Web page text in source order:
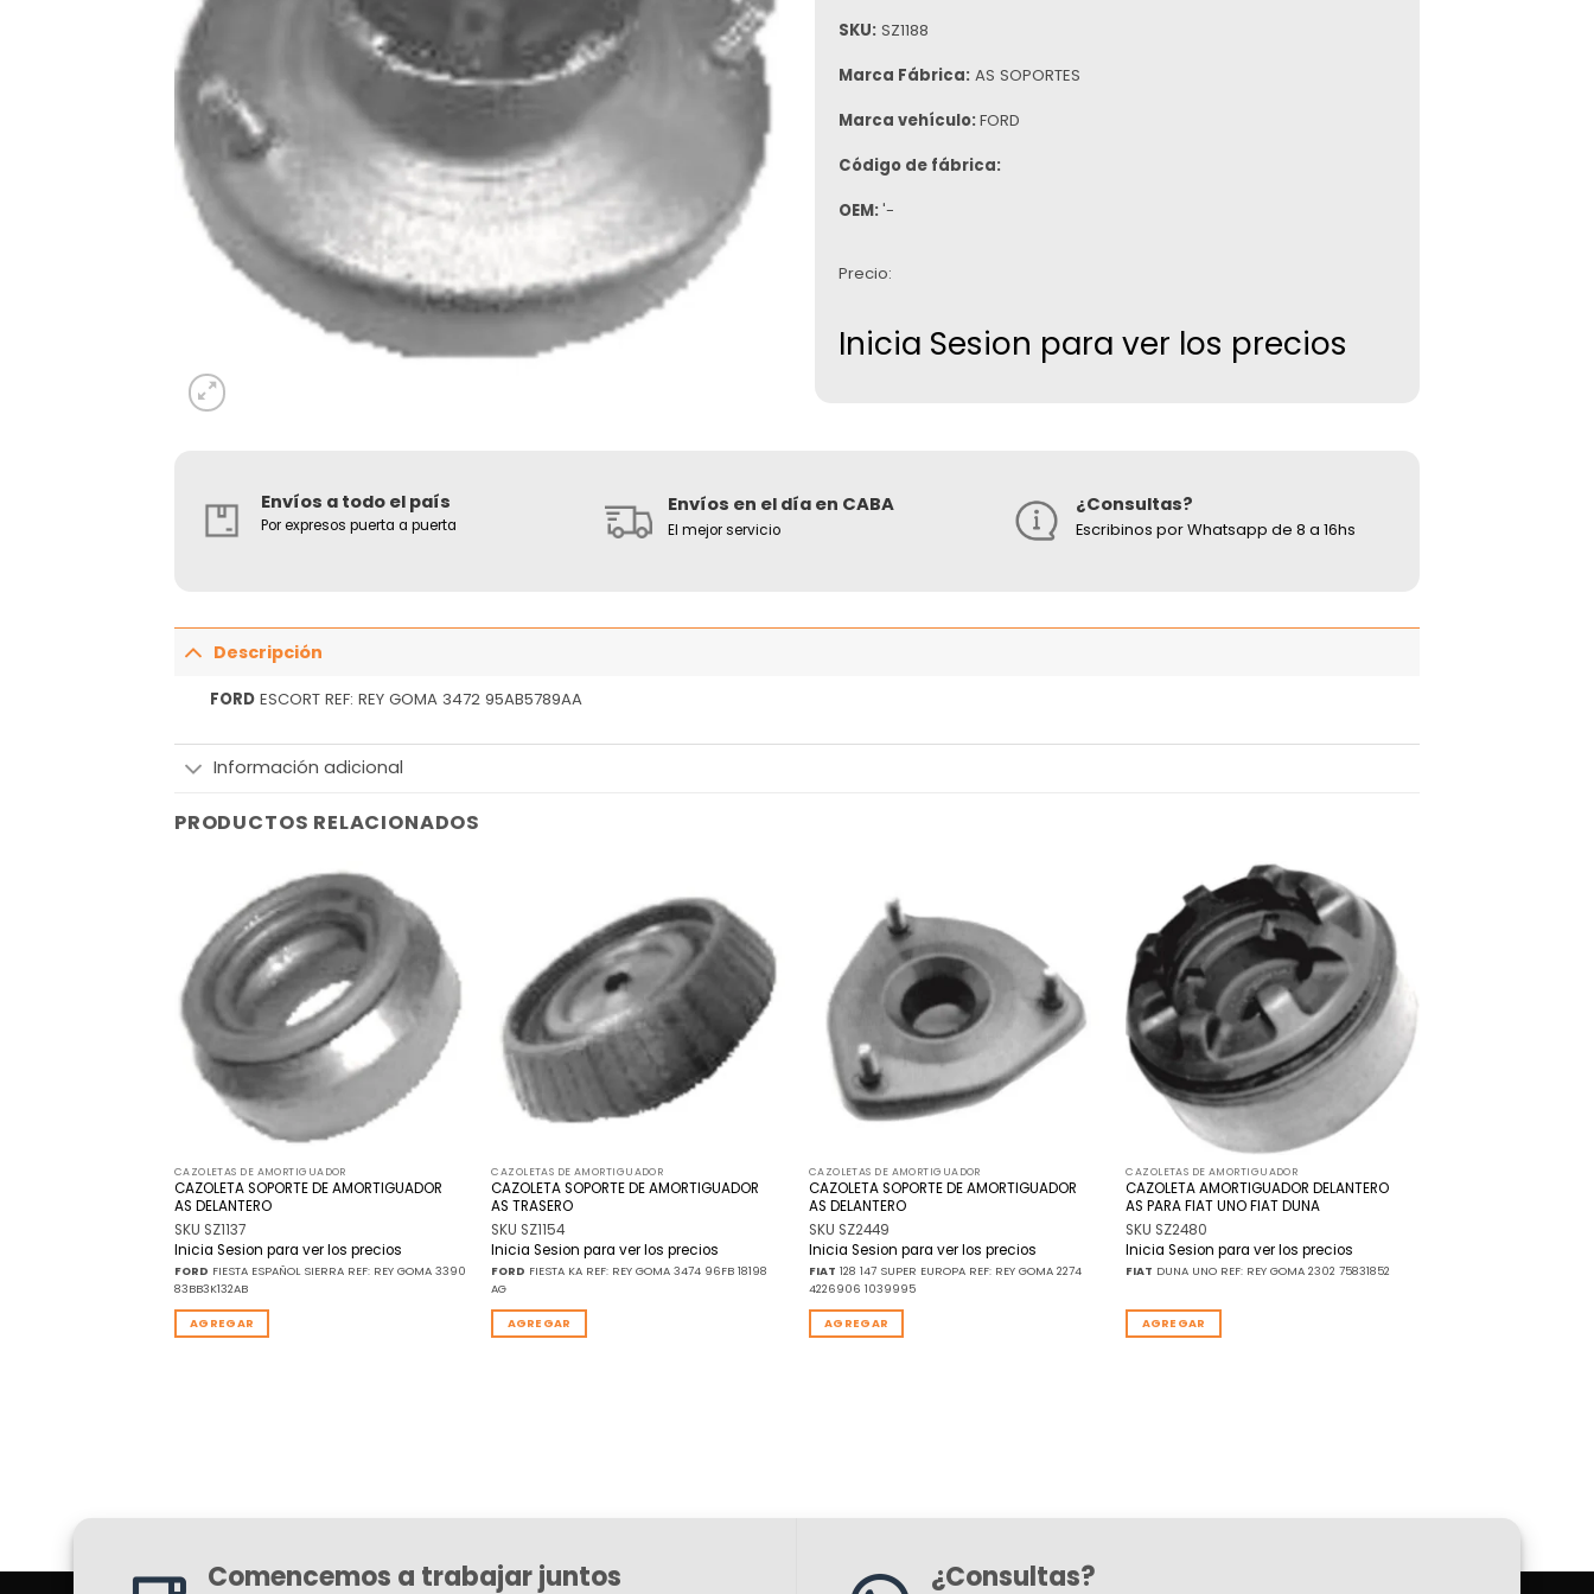
SKU: SZ1188
Marca Fábrica: AS SOPORTES
Marca vehículo: FORD
Código de fábrica:
OEM: '-
Precio:
Inicia Sesion para ver los precios
Envíos a todo el país
Por expresos puerta a puerta
Envíos en el día en CABA
El mejor servicio
¿Consultas?
Escribinos por Whatsapp de 8 a 16hs
Descripción
FORD ESCORT REF: REY GOMA 3472 95AB5789AA
Información adicional
PRODUCTOS RELACIONADOS
Añadir
a la
lista
deseos
CAZOLETAS DE AMORTIGUADOR
CAZOLETA SOPORTE DE AMORTIGUADOR
AS DELANTERO
SKU SZ1137
Inicia Sesion para ver los precios
FORD FIESTA ESPAÑOL SIERRA REF: REY GOMA 3390
83BB3K132AB
AGREGAR
Añadir
a la
lista
de
deseos
CAZOLETAS DE AMORTIGUADOR
CAZOLETA SOPORTE DE AMORTIGUADOR
AS TRASERO
SKU SZ1154
Inicia Sesion para ver los precios
FORD FIESTA KA REF: REY GOMA 3474 96FB 18198
AG
AGREGAR
deseos
CAZOLETAS DE AMORTIGUADOR
CAZOLETA SOPORTE DE AMORTIGUADOR
AS DELANTERO
SKU SZ2449
Inicia Sesion para ver los precios
FIAT 128 147 SUPER EUROPA REF: REY GOMA 2274
4226906 1039995
AGREGAR
Añadir
a la
lista
deseos
CAZOLETAS DE AMORTIGUADOR
CAZOLETA AMORTIGUADOR DELANTERO
AS PARA FIAT UNO FIAT DUNA
SKU SZ2480
Inicia Sesion para ver los precios
FIAT DUNA UNO REF: REY GOMA 2302 75831852
AGREGAR
Comencemos a trabajar juntos ¿Consultas?